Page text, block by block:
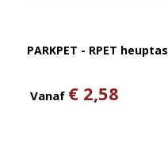
PARKPET - RPET heuptas
Vanaf € 2,58